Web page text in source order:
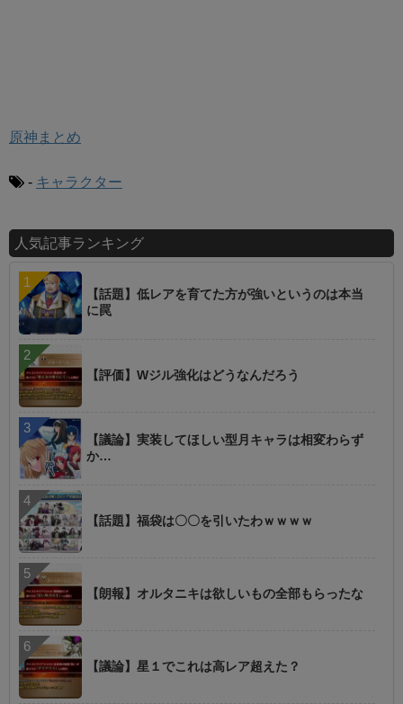
原神まとめ
- キャラクター
人気記事ランキング
【話題】低レアを育てた方が強いというのは本当
に罠
【評価】Wジル強化はどうなんだろう
【議論】実装してほしい型月キャラは相変わらず
か…
【話題】福袋は〇〇を引いたわｗｗｗｗ
【朗報】オルタニキは欲しいもの全部もらったな
【議論】星１でこれは高レア超えた？